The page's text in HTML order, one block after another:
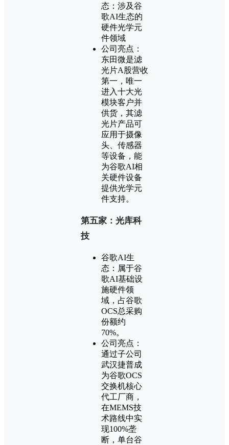
态：涉及谷
歌AI生态的
硬件光学元
件领域
公司亮点：
东田微是滤
光片A股营收
第一，唯一
进入十大光
模块客户并
供货，其滤
光片产品可
应用于摄像
头、传感器
等设备，能
为谷歌AI相
关硬件设备
提供光学元
件支持。
第五家：光库科
技
谷歌AI生
态：属于谷
歌AI基础设
施硬件领
域，占谷歌
OCS总采购
份额约
70%。
公司亮点：
通过子公司
武汉捷普成
为谷歌OCS
交换机核心
代工厂商，
在MEMS技
术路线中实
现100%垄
断，单台谷